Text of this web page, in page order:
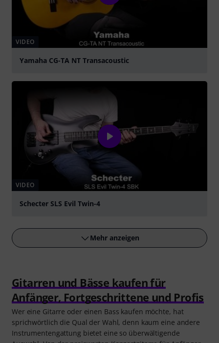
VIDEO
Yamaha CG-TA NT Transacoustic
VIDEO
Schecter SLS Evil Twin-4
Mehr anzeigen
Gitarren und Bässe kaufen für
Anfänger, Fortgeschrittene und Profis
Wer eine Gitarre oder einen Bass kaufen möchte, hat
sprichwörtlich die Qual der Wahl, denn kaum eine andere
Instrumentengattung bietet eine so überwältigende